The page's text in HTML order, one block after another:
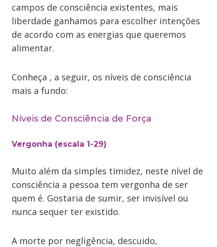
campos de consciência existentes, mais
liberdade ganhamos para escolher intenções
de acordo com as energias que queremos
alimentar.
Conheça , a seguir, os níveis de consciência
mais a fundo:
Níveis de Consciência de Força
Vergonha (escala 1-29)
Muito além da simples timidez, neste nível de
consciência a pessoa tem vergonha de ser
quem é. Gostaria de sumir, ser invisível ou
nunca sequer ter existido.
A morte por negligência, descuido,